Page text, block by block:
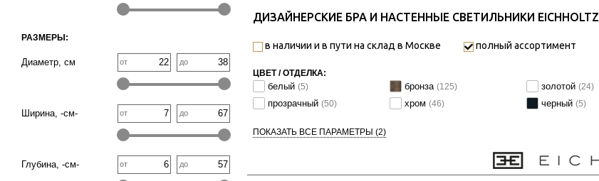
РАЗМЕРЫ:
Диаметр, см от до
Ширина, -см- от до
Глубина, -см- от до
ДИЗАЙНЕРСКИЕ БРА И НАСТЕННЫЕ СВЕТИЛЬНИКИ EICHHOLTZ
в наличии и в пути на склад в Москве полный ассортимент
ЦВЕТ / ОТДЕЛКА:
белый (5) бронза (125) золотой (24)
прозрачный (50) хром (46) черный (5)
ПОКАЗАТЬ ВСЕ ПАРАМЕТРЫ (2)